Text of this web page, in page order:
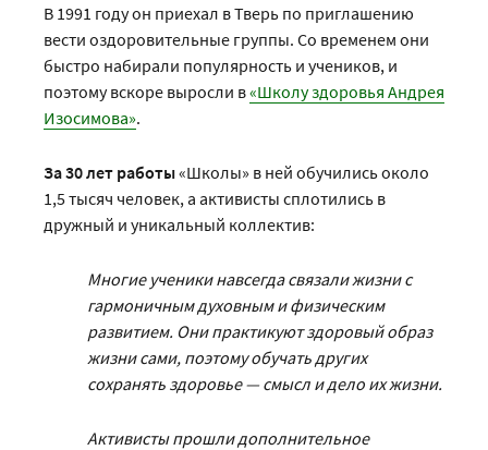
В 1991 году он приехал в Тверь по приглашению
вести оздоровительные группы. Со временем они
быстро набирали популярность и учеников, и
поэтому вскоре выросли в«Школу здоровья Андрея
Изосимова».
За 30 лет работы«Школы» в ней обучились около
1,5 тысяч человек, а активисты сплотились в
дружный и уникальный коллектив:
Многие ученики навсегда связали жизни с
гармоничным духовным и физическим
развитием. Они практикуют здоровый образ
жизни сами, поэтому обучать других
сохранять здоровье — смысл и дело их жизни.
Активисты прошли дополнительное